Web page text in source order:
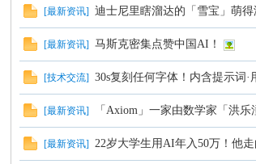
[最新资讯] 迪士尼里瞎溜达的「雪宝」萌
[最新资讯] 马斯克密集点赞中国AI！
[技术交流] 30s复刻任何字体！内含提示词·
[最新资讯] 「Axiom」一家由数学家「洪
[最新资讯] 22岁大学生用AI年入50万！他走